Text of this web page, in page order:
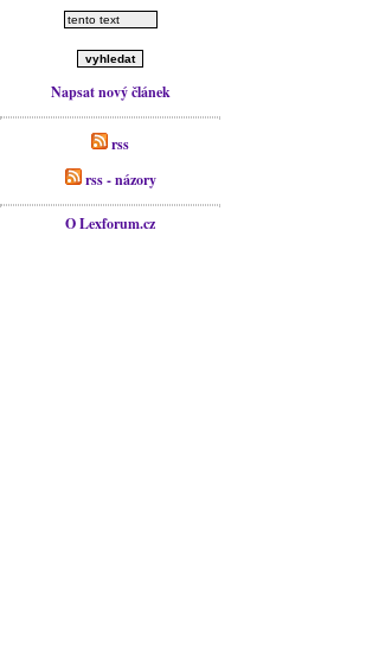
Napsat nový článek
rss
rss - názory
O Lexforum.cz